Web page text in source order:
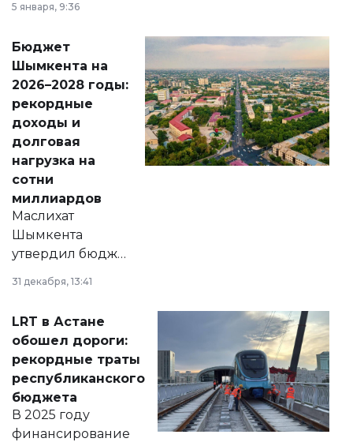
принести
народу
Венесуэлы.
5 января, 9:36
Бюджет
Шымкента на
2026–2028 годы:
рекордные
доходы и
долговая
нагрузка на
сотни
миллиардов
Маслихат
Шымкента
утвердил бюджет
города на 2026–
2028 годы.
документ
появился в базе
нормативных
правовых актов и
на сайте маслихат
города.
31 декабря, 13:41
LRT в Астане
обошел дороги:
рекордные траты
республиканского
бюджета
В 2025 году
финансирование